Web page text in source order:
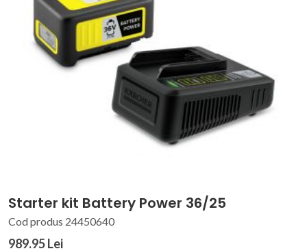
Starter kit Battery Power 36/25
Cod produs 24450640
989.95 Lei